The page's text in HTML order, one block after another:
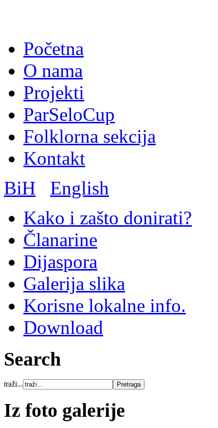
Početna
O nama
Projekti
ParSeloCup
Folklorna sekcija
Kontakt
BiH
English
Kako i zašto donirati?
Članarine
Dijaspora
Galerija slika
Korisne lokalne info.
Download
Search
traži...
Iz foto galerije